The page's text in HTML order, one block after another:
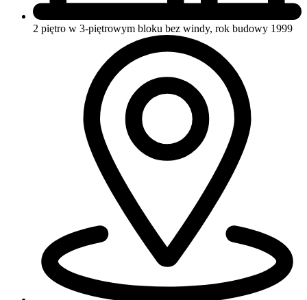
2 piętro w 3-piętrowym bloku bez windy, rok budowy 1999